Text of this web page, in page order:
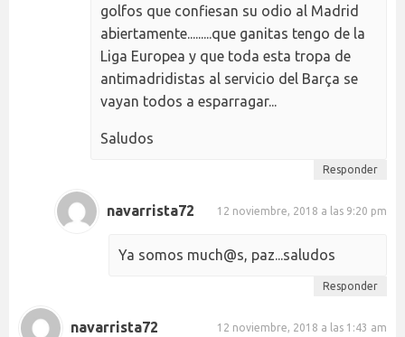
golfos que confiesan su odio al Madrid
abiertamente.........que ganitas tengo de la
Liga Europea y que toda esta tropa de
antimadridistas al servicio del Barça se
vayan todos a esparragar...
Saludos
Responder
navarrista72 12 noviembre, 2018 a las 9:20 pm
Ya somos much@s, paz...saludos
Responder
navarrista72 12 noviembre, 2018 a las 1:43 am